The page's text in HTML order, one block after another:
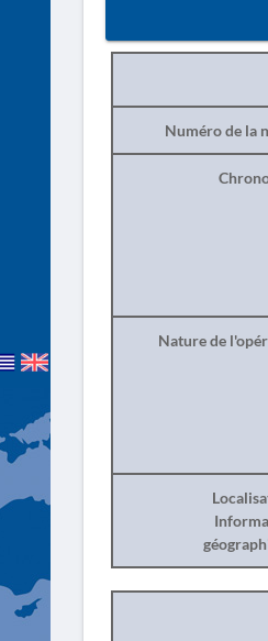
Numéro de la
Nature de